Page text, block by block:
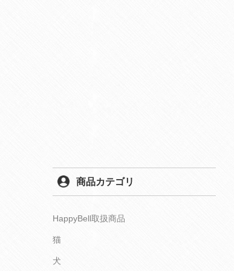
商品カテゴリ
HappyBell取扱商品
猫
犬